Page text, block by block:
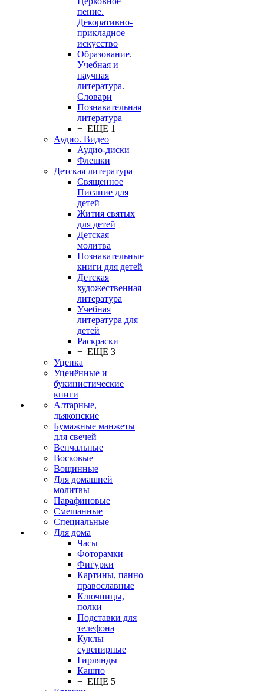
пение.
Декоративно-
прикладное
искусство
Образование.
Учебная и
научная
литература.
Словари
Познавательная
литература
+ ЕЩЕ 1
Аудио. Видео
Аудио-диски
Флешки
Детская литература
Священное
Писание для
детей
Жития святых
для детей
Детская
молитва
Познавательные
книги для детей
Детская
художественная
литература
Учебная
литература для
детей
Раскраски
+ ЕЩЕ 3
Уценка
Уценённые и
букинистические
книги
Алтарные,
дьяконские
Бумажные манжеты
для свечей
Венчальные
Восковые
Вощинные
Для домашней
молитвы
Парафиновые
Смешанные
Специальные
Для дома
Часы
Фоторамки
Фигурки
Картины, панно
православные
Ключницы,
полки
Подставки для
телефона
Куклы
сувенирные
Гирлянды
Кашпо
+ ЕЩЕ 5